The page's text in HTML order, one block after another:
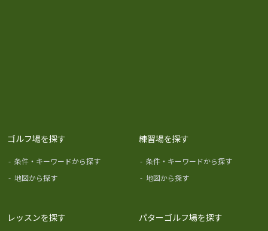
ゴルフ場を探す
- 条件・キーワードから探す
- 地図から探す
練習場を探す
- 条件・キーワードから探す
- 地図から探す
レッスンを探す パターゴルフ場を探す